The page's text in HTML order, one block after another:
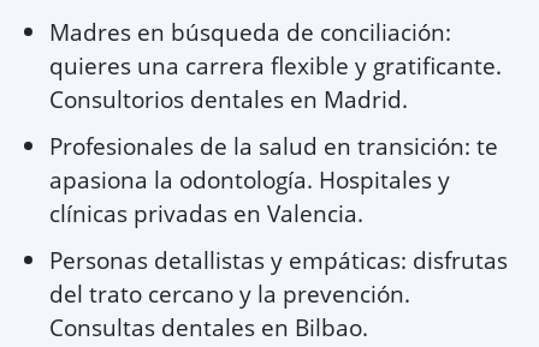
Madres en búsqueda de conciliación:
quieres una carrera flexible y gratificante.
Consultorios dentales en Madrid.
Profesionales de la salud en transición: te
apasiona la odontología. Hospitales y
clínicas privadas en Valencia.
Personas detallistas y empáticas: disfrutas
del trato cercano y la prevención.
Consultas dentales en Bilbao.